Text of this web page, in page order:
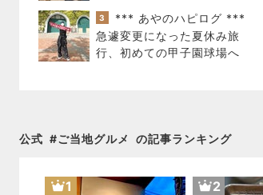
3
*** あやのハピログ ***
急遽変更になった夏休み旅
行、初めての甲子園球場へ
公式 #ご当地グルメ の記事ランキング
1 2